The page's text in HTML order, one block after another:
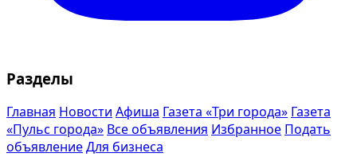
Разделы
Главная Новости Афиша Газета «Три города» Газета
«Пульс города» Все объявления Избранное Подать
объявлениеДля бизнеса